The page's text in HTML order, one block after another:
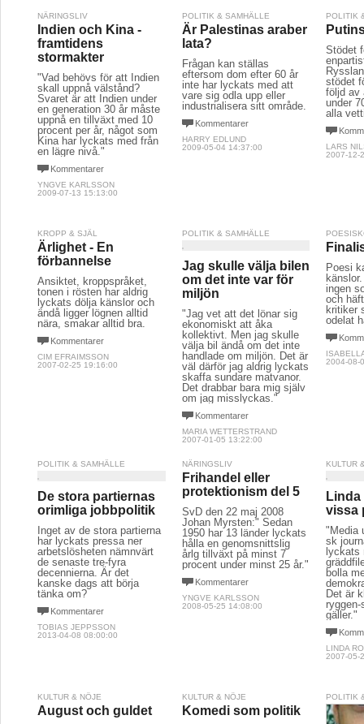
NÄRINGSLIV
Indien och Kina -
framtidens
stormakter
"Vad behövs för att Indien
skall uppnå välstånd?
Svaret är att Indien under
en generation 30 år måste
uppnå en tillväxt med 10
procent per år, något som
Kina har lyckats med från
en lägre nivå."
Kommentarer
YNGVE KARLSSON
2009-07-13 15:13:00
POLITIK & SAMHÄLLE
Är Palestinas araber
lata?
Frågan kan ställas
eftersom dom efter 60 år
inte har lyckats med att
vare sig odla upp eller
industrialisera sitt område.
Kommentarer
HARRY EDLUND
2009-05-04 14:37:00
POLITIK
Stödet
stödet
följd av
under
alla
LARS
2007-12-
KROPP & SJÄL
Ärlighet - En
förbannelse
Ansiktet, kroppspråket,
tonen i rösten har aldrig
lyckats dölja känslor och
ändå ligger lögnen alltid
nära, smakar alltid bra.
Kommentarer
CIM EFRAIMSSON
2007-02-25 19:16:00
POLITIK & SAMHÄLLE
Jag skulle välja bilen
om det inte var för
miljön
"Jag vet att det lönar sig
ekonomiskt att åka
kollektivt. Men jag skulle
välja bil ändå om det inte
handlade om miljön. Det är
väl därför jag aldrig lyckats
skaffa sundare matvanor.
Det drabbar bara mig själv
om jag misslyckas."
Kommentarer
MARIA WETTERSTRAND
2007-01-05 13:22:00
Poesi
ingen
och
kritiker
odelat
2004-08-
POLITIK & SAMHÄLLE
De stora partiernas
orimliga jobbpolitik
Inget av de stora partierna
har lyckats pressa ner
arbetslösheten nämnvärt
de senaste tre-fyra
decennierna. Är det
kanske dags att börja
tänka om?
Kommentarer
TOBIAS JEPPSSON
2013-04-08 08:00:00
NÄRINGSLIV
Frihandel eller
protektionism del 5
SvD den 22 maj 2008
Johan Myrsten:" Sedan
1950 har 13 länder lyckats
hålla en genomsnittslig
årlg tillväxt på minst 7
procent under minst 25 år."
Kommentarer
YNGVE KARLSSON
2008-05-25 14:08:00
KULTUR
vissa
"Media
sk
lyckats
bolla
Det är
gäller."
LINDA
2007-05-
KULTUR & NÖJE
August och guldet
KULTUR & NÖJE
Komedi som politik
POLITIK